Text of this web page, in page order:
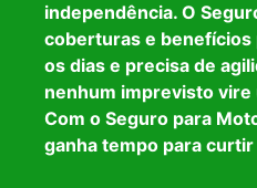
independência. O
coberturas e benefícios
os dias e precisa de
nenhum imprevisto vire
Com o Seguro para
ganha tempo para